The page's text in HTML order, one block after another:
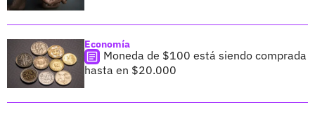
Economía
Moneda de $100 está siendo comprada
hasta en $20.000